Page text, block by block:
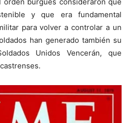
y que era fundamental
para volver a controlar a un
han generado también su
Unidos Vencerán, que